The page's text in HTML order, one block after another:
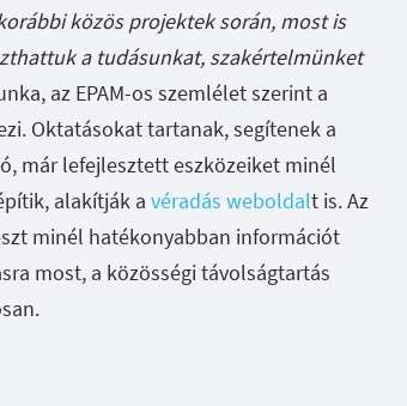
közös projektek során, most is
a tudásunkat, szakértelmünket
az EPAM-os szemlélet szerint a
Oktatásokat tartanak, segítenek a
már lefejlesztett eszközeiket minél
alakítják a véradás weboldalt is. Az
minél hatékonyabban információt
most, a közösségi távolságtartás